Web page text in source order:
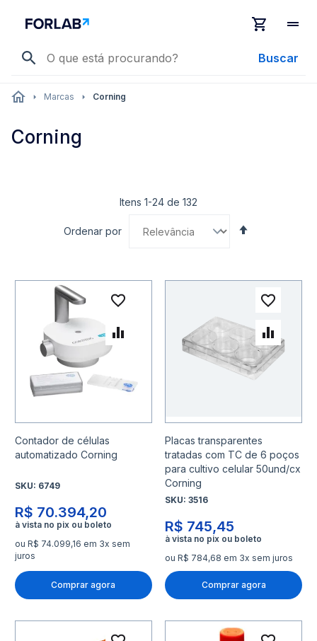
Buscar
Marcas Corning
Corning
Itens 1-24 de 132
Ordenar por
Contador de células
automatizado Corning
SKU: 6749
R$ 70.394,20
ou R$ 74.099,16 em 3x sem
juros
Comprar agora
Adicionar à lista de
Adicionar para Comparar
Placas transparentes
tratadas com TC de 6 poços
para cultivo celular 50und/cx
Corning
SKU:3516
R$ 745,45
ou R$ 784,68 em 3x sem juros
Comprar agora